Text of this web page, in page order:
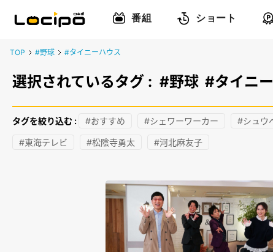
番組 ショート
TOP #野球 #タイニーハウス
選択されているタグ : #野球 #タイニ
タグを絞り込む : #おすすめ #シェワーワーカー #シュウ
#東海テレビ #松陰寺勇太 #河北麻友子